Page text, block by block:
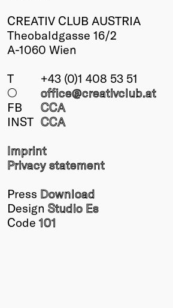
CREATIV CLUB AUSTRIA
Theobaldgasse 16/2
A-1060 Wien
T
+43 (0)1 408 53 51
○
office@creativclub.at
FB
CCA
INST CCA
Imprint
Privacy statement
Press Download
Design Studio Es
Code 101